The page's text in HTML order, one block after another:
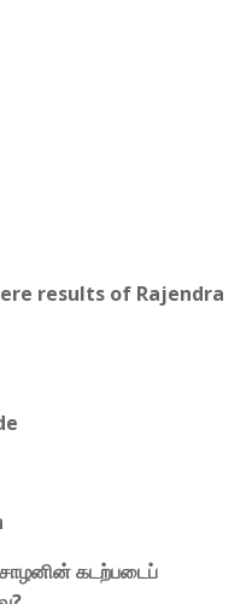
results of Rajendra
கடற்படைப்